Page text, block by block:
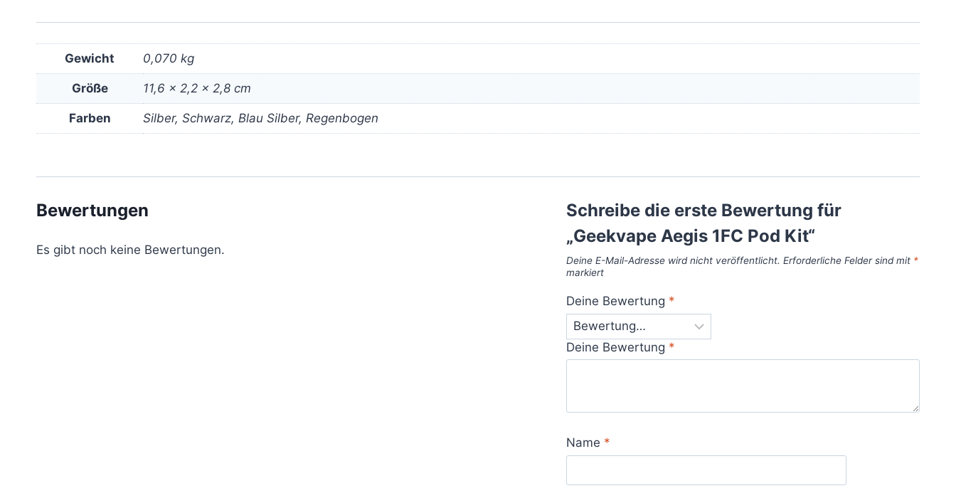
Gewicht 0,070 kg
Größe 11,6 × 2,2 × 2,8 cm
Farben Silber, Schwarz, Blau Silber, Regenbogen
Bewertungen
Es gibt noch keine Bewertungen.
Schreibe die erste Bewertung für
„Geekvape Aegis 1FC Pod Kit“
Deine E-Mail-Adresse wird nicht veröffentlicht. Erforderliche Felder sind mit *
markiert
Deine Bewertung *
Deine Bewertung *
Name *